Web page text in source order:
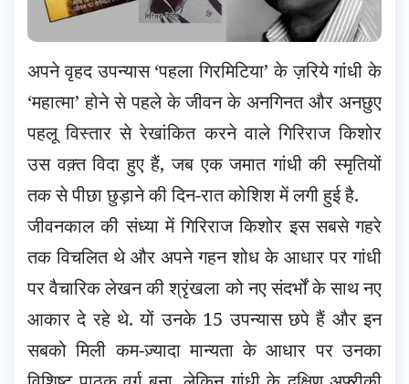
अपने वृहद उपन्यास ‘पहला गिरमिटिया’ के ज़रिये गांधी के
‘महात्मा’ होने से पहले के जीवन के अनगिनत और अनछुए
पहलू विस्तार से रेखांकित करने वाले गिरिराज किशोर
उस वक़्त विदा हुए हैं, जब एक जमात गांधी की स्मृतियों
तक से पीछा छुड़ाने की दिन-रात कोशिश में लगी हुई है.
जीवनकाल की संध्या में गिरिराज किशोर इस सबसे गहरे
तक विचलित थे और अपने गहन शोध के आधार पर गांधी
पर वैचारिक लेखन की श्रृंखला को नए संदर्भों के साथ नए
आकार दे रहे थे. यों उनके 15 उपन्यास छपे हैं और इन
सबको मिली कम-ज़्यादा मान्यता के आधार पर उनका